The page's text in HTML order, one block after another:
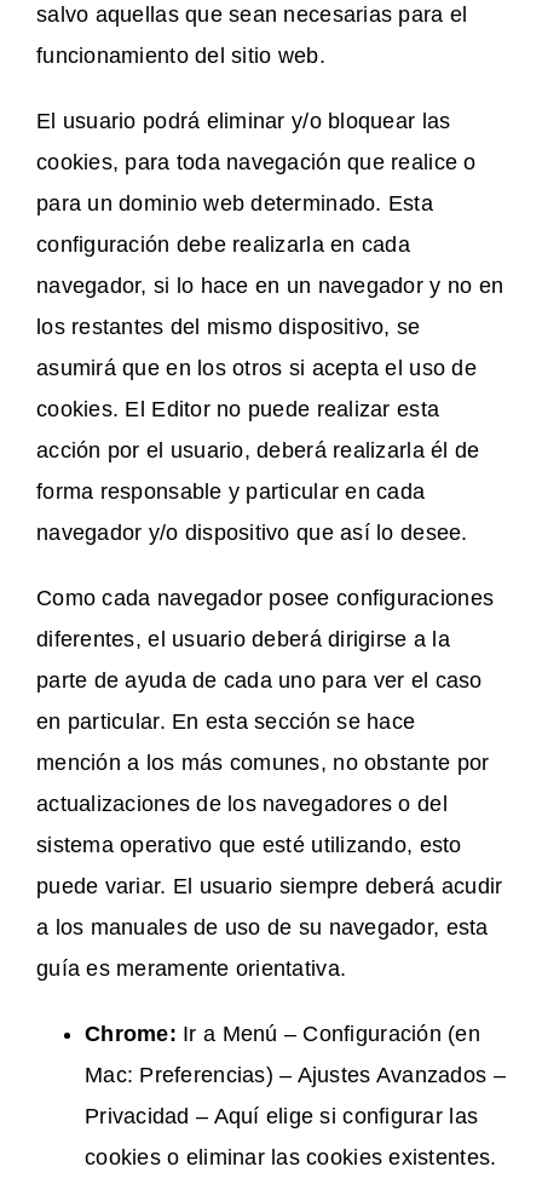
salvo aquellas que sean necesarias para el
funcionamiento del sitio web.
El usuario podrá eliminar y/o bloquear las
cookies, para toda navegación que realice o
para un dominio web determinado. Esta
configuración debe realizarla en cada
navegador, si lo hace en un navegador y no en
los restantes del mismo dispositivo, se
asumirá que en los otros si acepta el uso de
cookies. El Editor no puede realizar esta
acción por el usuario, deberá realizarla él de
forma responsable y particular en cada
navegador y/o dispositivo que así lo desee.
Como cada navegador posee configuraciones
diferentes, el usuario deberá dirigirse a la
parte de ayuda de cada uno para ver el caso
en particular. En esta sección se hace
mención a los más comunes, no obstante por
actualizaciones de los navegadores o del
sistema operativo que esté utilizando, esto
puede variar. El usuario siempre deberá acudir
a los manuales de uso de su navegador, esta
guía es meramente orientativa.
Chrome: Ir a Menú – Configuración (en
Mac: Preferencias) – Ajustes Avanzados –
Privacidad – Aquí elige si configurar las
cookies o eliminar las cookies existentes.